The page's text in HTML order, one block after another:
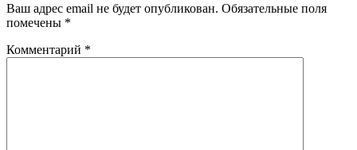
Ваш адрес email не будет опубликован. Обязательные поля
помечены *
Комментарий *